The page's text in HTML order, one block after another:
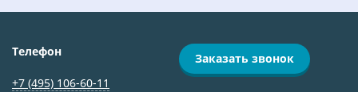
Телефон
+7 (495) 106-60-11
Заказать звонок